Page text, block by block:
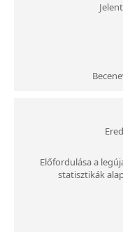
Előfordulása a
statisztikák